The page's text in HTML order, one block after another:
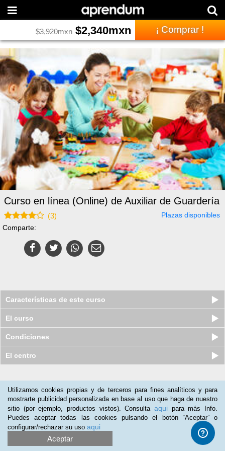
$3,920mxn $2,340mxn ¡ Comprar !
Curso en línea (Online) de Auxiliar de Guardería
(3)
Plazas disponibles
Comparte:
Características de este curso
El curso
Condiciones
El centro
Cynthia Martínez(16-10-2018)
Es bueno sólo para introducirse al tema.
María Manzano
"Auxiliar de Guardería":La valoración muy buena .se lo
Utilizamos cookies propias y de terceros para fines analíticos y para
mostrarte publicidad personalizada en base al uso que haga de nuestro
sitio (por ejemplo, productos vistos). Consulta aqui para más Info.
Puedes aceptar todas las cookies pulsando el botón “Aceptar” o
configurar/rechazar su uso aqui
Aceptar